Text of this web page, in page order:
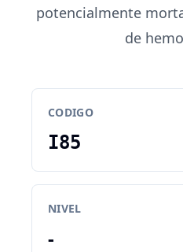
potencialmente
de
CODIGO
I85
NIVEL
-